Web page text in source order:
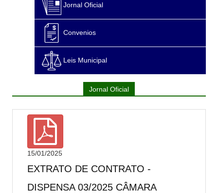
Jornal Oficial
Convenios
Leis Municipal
Jornal Oficial
15/01/2025
EXTRATO DE CONTRATO -
DISPENSA 03/2025 CÂMARA